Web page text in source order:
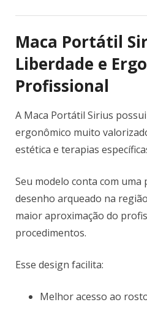
Maca Portátil
Liberdade e
Profissional
A Maca Portátil Sirius
ergonômico muito
estética e terapias
Seu modelo conta com uma
desenho arqueado na
maior aproximação do
procedimentos.
Esse design facilita:
Melhor acesso ao